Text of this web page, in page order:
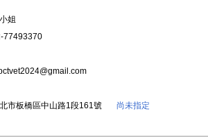
姐
77493370
市板橋區中山路1段161號 尚未指定